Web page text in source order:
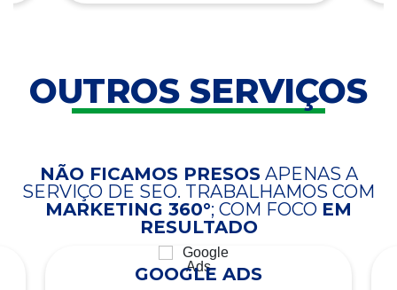
OUTROS SERVIÇOS
NÃO FICAMOS PRESOSAPENAS A
SERVIÇO DE SEO. TRABALHAMOS COM
MARKETING 360°; COM FOCO EM
RESULTADO
GOOGLE ADS